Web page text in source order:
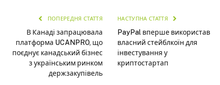
ПОПЕРЕДНЯ СТАТТЯ
В Канаді запрацювала
платформа UCANPRO, що
поєднує канадський бізнес
з українським ринком
держзакупівель
НАСТУПНА СТАТТЯ
PayPal вперше використав
власний стейблкоїн для
інвестування у
криптостартап